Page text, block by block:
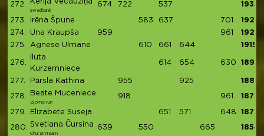
272. Kerija Vecauziņa
Swedbank
674 722 537 1933
273. Irēna Špune 583 637 701
1921
274.
Una Kraupša 959 961
1920
275.
Agnese Ulmane 610 661 644 1915
276.
Iluta
Kurzemniece
614 654 630 1898
277. Pārsla Kathina 955 925 1880
278. Beate Muceniece
Blome run
918 961 1879
279. Elizabete Suseja 651 571 648 1870
280. Svetlana Čursina
ChursinTeam
639 550 665 1854